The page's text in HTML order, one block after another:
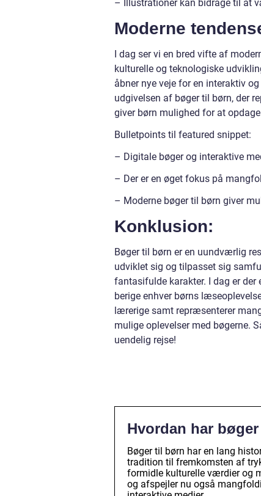
– Illustrationer kan bidrage til at
Moderne
I dag ser vi en bred vifte af
kulturelle og teknologiske
åbner nye veje for en interaktiv
udgivelsen af bøger til børn, der
giver børn mulighed for at
Bulletpoints til featured snippet:
– Digitale bøger og interaktive
– Der er en øget fokus på
– Moderne bøger til børn giver
Konklusion:
Bøger til børn er en uundværlig
udviklet sig og tilpasset sig
fantasifulde karakter. I dag er
berige enhver børns
lærerige samt repræsenterer
mulige oplevelser med bøgerne.
uendelig rejse!
Hvordan har
Bøger til børn har en lang
tradition til fremkomsten af
formidle kulturelle værdier og
og afspejler nu også